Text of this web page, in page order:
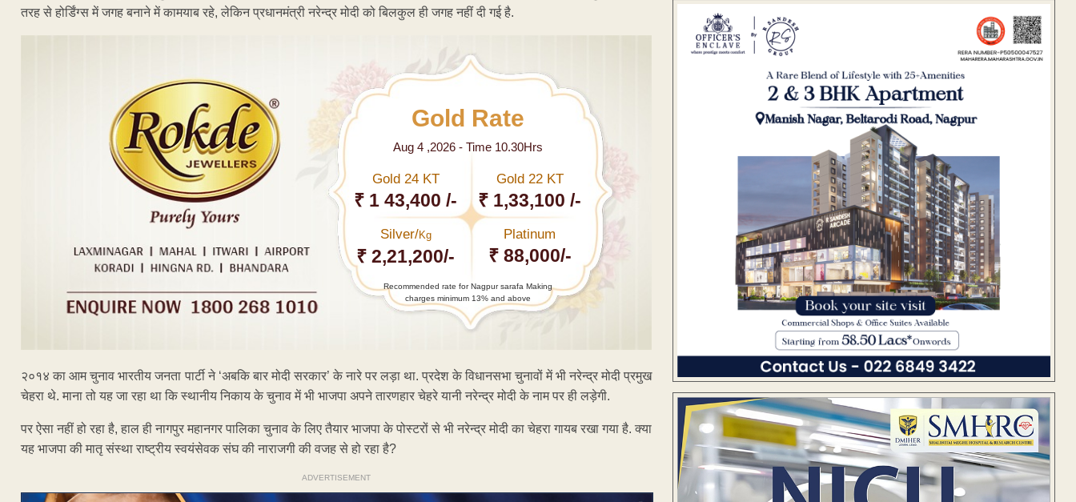
तरह से होर्डिंग्स में जगह बनाने में कामयाब रहे, लेकिन प्रधानमंत्री नरेन्द्र मोदी को बिलकुल ही जगह नहीं दी गई है.
Gold Rate
Aug 4 ,2026 - Time 10.30Hrs
Gold 24 KT
₹ 1 43,400 /-
Gold 22 KT
₹ 1,33,100 /-
Silver/Kg
₹ 2,21,200/-
Platinum
₹ 88,000/-
Recommended rate for Nagpur sarafa Making
charges minimum 13% and above
२०१४ का आम चुनाव भारतीय जनता पार्टी ने ‘अबकि बार मोदी सरकार’ के नारे पर लड़ा था. प्रदेश के विधानसभा चुनावों में भी नरेन्द्र मोदी प्रमुख
चेहरा थे. माना तो यह जा रहा था कि स्थानीय निकाय के चुनाव में भी भाजपा अपने तारणहार चेहरे यानी नरेन्द्र मोदी के नाम पर ही लड़ेगी.
पर ऐसा नहीं हो रहा है, हाल ही नागपुर महानगर पालिका चुनाव के लिए तैयार भाजपा के पोस्टरों से भी नरेन्द्र मोदी का चेहरा गायब रखा गया है. क्या
यह भाजपा की मातृ संस्था राष्ट्रीय स्वयंसेवक संघ की नाराजगी की वजह से हो रहा है?
ADVERTISEMENT